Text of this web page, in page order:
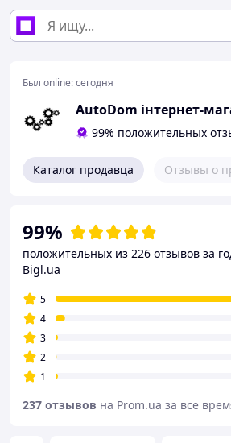
Был online:сегодня
99% положительных
Каталог продавца Отзывы о
99%
положительных из 226 отзывов за
Bigl.ua
5
4
3
2
1
237 отзывов на Prom.ua за все